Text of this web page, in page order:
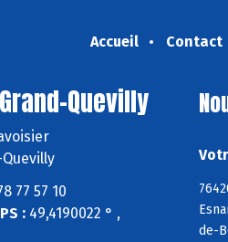
Accueil Contact
Quevilly
77 57 10
: 49,4190022 ° ,
de-